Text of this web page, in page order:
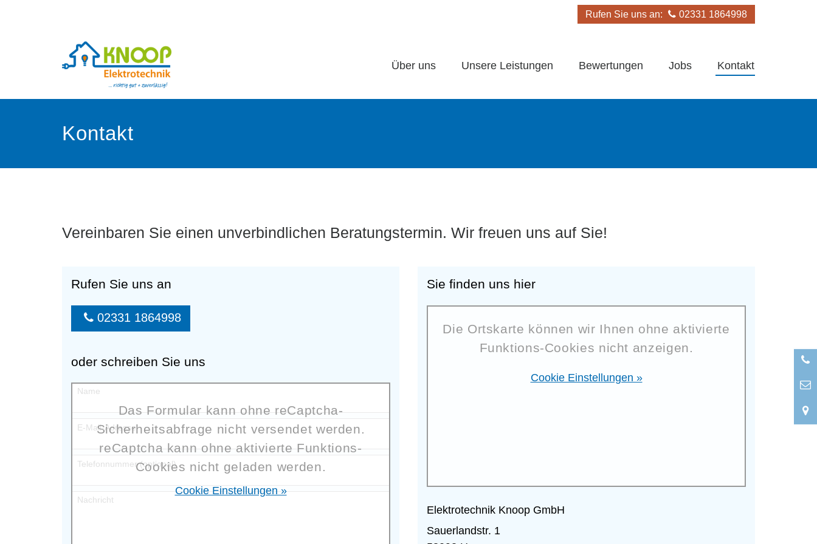
Rufen Sie uns an: 02331 1864998
GmbH
Über uns Unsere Leistungen Bewertungen Jobs Kontakt
Kontakt
Vereinbaren Sie einen unverbindlichen Beratungstermin. Wir freuen uns auf Sie!
Rufen Sie uns an
02331 1864998
oder schreiben Sie uns
Name
E-Mail-Adresse
Telefonnummer (optional)
Nachricht
Das Formular kann ohne reCaptcha-
Sicherheitsabfrage nicht versendet werden.
reCaptcha kann ohne aktivierte Funktions-
Cookies nicht geladen werden.
Cookie Einstellungen »
Sie finden uns hier
Die Ortskarte können wir Ihnen ohne aktivierte
Funktions-Cookies nicht anzeigen.
Cookie Einstellungen »
Elektrotechnik Knoop GmbH
Sauerlandstr. 1